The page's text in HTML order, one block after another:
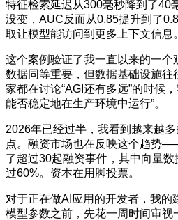
特征检索延迟从300毫秒降到了40
没变，AUC反而从0.85提升到了
取让模型能访问到更多上下文信息。
这个案例验证了我一直以来的一个
数据同等重要，但数据基础设施往
家都在讨论“AGI还有多远”的时候
能否稳定地在生产环境中运行”。
2026年已经过半，我看到越来越
点。融资市场也在反映这个趋势
了超过30起融资事件，其中向量
过60%。资本在用脚投票。
对于正在做AI应用的开发者，我的
模型参数之前，先花一周时间审视